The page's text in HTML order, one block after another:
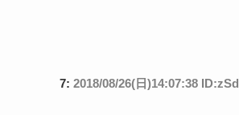
7: 2018/08/26(日)14:07:38 ID:zSd